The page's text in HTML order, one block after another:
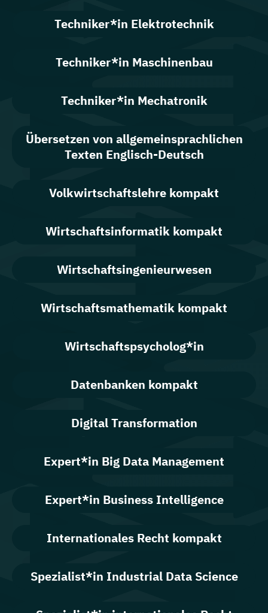
Techniker*in Elektrotechnik
Techniker*in Maschinenbau
Techniker*in Mechatronik
Übersetzen von allgemeinsprachlichen
Texten Englisch-Deutsch
Volkwirtschaftslehre kompakt
Wirtschaftsinformatik kompakt
Wirtschaftsingenieurwesen
Wirtschaftsmathematik kompakt
Wirtschaftspsycholog*in
Datenbanken kompakt
Digital Transformation
Expert*in Big Data Management
Expert*in Business Intelligence
Internationales Recht kompakt
Spezialist*in Industrial Data Science